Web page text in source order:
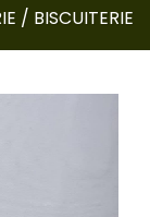
/ BISCUITERIE